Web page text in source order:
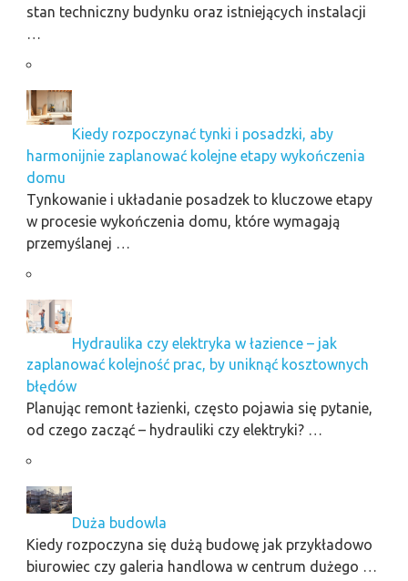
stan techniczny budynku oraz istniejących instalacji
…
Kiedy rozpoczynać tynki i posadzki, aby
harmonijnie zaplanować kolejne etapy wykończenia
domu
Tynkowanie i układanie posadzek to kluczowe etapy
w procesie wykończenia domu, które wymagają
przemyślanej …
Hydraulika czy elektryka w łazience – jak
zaplanować kolejność prac, by uniknąć kosztownych
błędów
Planując remont łazienki, często pojawia się pytanie,
od czego zacząć – hydrauliki czy elektryki? …
Duża budowla
Kiedy rozpoczyna się dużą budowę jak przykładowo
biurowiec czy galeria handlowa w centrum dużego …